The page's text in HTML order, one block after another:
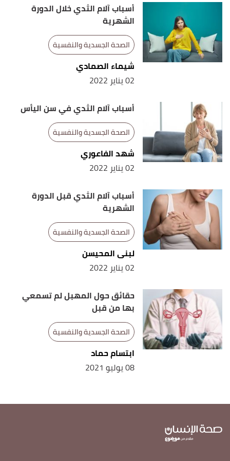
↑
"Laparoscopic Hysterectomy"
Royal College of
Obstetricians and Gynecologists
, 28/12/2021,
Retrieved 28/12/2021. Edited.
↑
"Laparoscopic Hysterectomy: What to Expect at
Home",My Health, 28/12/2021, Retrieved
أسباب آلام الثدي خلال الدورة
الشهرية
الصحة الجسدية والنفسية
شيماء الصمادي
02 يناير 2022
أسباب آلام الثدي في سن اليأس
الصحة الجسدية والنفسية
شهد الفاعوري
02 يناير 2022
أسباب آلام الثدي قبل الدورة
الشهرية
الصحة الجسدية والنفسية
لبنى المحيسن
02 يناير 2022
حقائق حول المهبل لم تسمعي
بها من قبل
الصحة الجسدية والنفسية
ابتسام حماد
08 يوليو 2021